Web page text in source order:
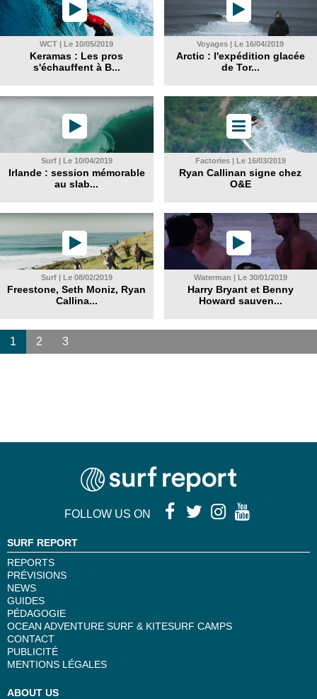
WCT | Le 10/05/2019
Keramas : Les pros
s'échauffent à B...
Voyages | Le 16/04/2019
Arctic : l'expédition glacée
de Tor...
Surf | Le 10/04/2019
Irlande : session mémorable
au slab...
Factories | Le 16/03/2019
Ryan Callinan signe chez
O&E
Surf | Le 08/02/2019
Freestone, Seth Moniz, Ryan
Callina...
Waterman | Le 30/01/2019
Harry Bryant et Benny
Howard sauven...
1 2 3
FOLLOW US ON
SURF REPORT
REPORTS
PRÉVISIONS
NEWS
GUIDES
PÉDAGOGIE
OCEAN ADVENTURE SURF & KITESURF CAMPS
CONTACT
PUBLICITÉ
MENTIONS LÉGALES
ABOUT US